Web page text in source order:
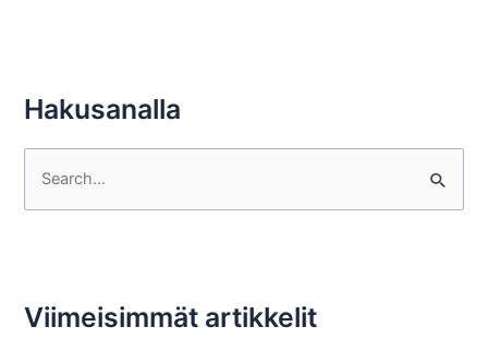
Hakusanalla
h
Viimeisimmät artikkelit